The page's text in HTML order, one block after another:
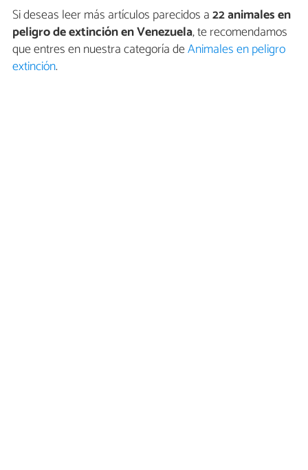
Si deseas leer más artículos parecidos a22 animales en
peligro de extinción en Venezuela, te recomendamos
que entres en nuestra categoría deAnimales en peligro
extinción.